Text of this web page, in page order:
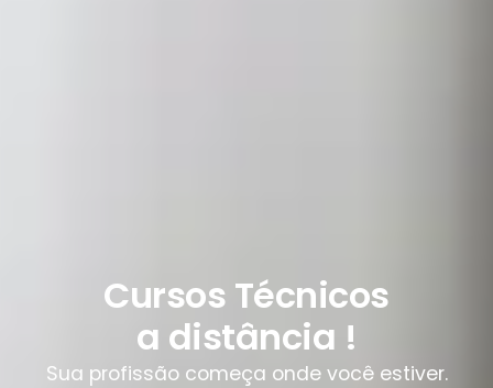
Cursos Técnicos
a distância !
Sua profissão começa onde você estiver.